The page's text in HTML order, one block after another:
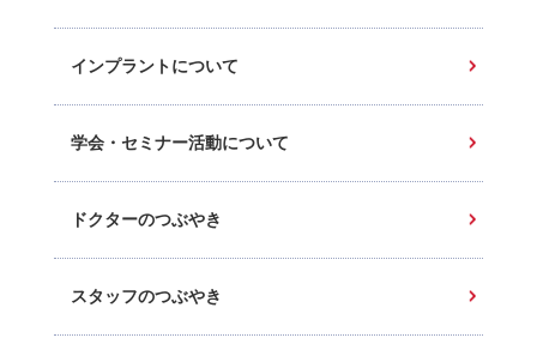
インプラントについて
学会・セミナー活動について
ドクターのつぶやき
スタッフのつぶやき